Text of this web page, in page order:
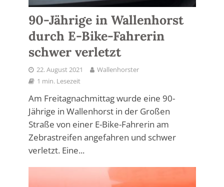
90-Jährige in Wallenhorst
durch E-Bike-Fahrerin
schwer verletzt
22. August 2021
Wallenhorster
1 min. Lesezeit
Am Freitagnachmittag wurde eine 90-
Jährige in Wallenhorst in der Großen
Straße von einer E-Bike-Fahrerin am
Zebrastreifen angefahren und schwer
verletzt. Eine...